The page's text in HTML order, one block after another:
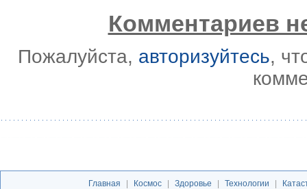
Комментариев
Пожалуйста, авторизуйтесь,
Главная | Космос | Здоровье | Технологии |